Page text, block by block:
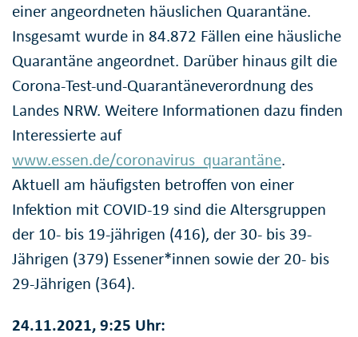
einer angeordneten häuslichen Quarantäne.
Insgesamt wurde in 84.872 Fällen eine häusliche
Quarantäne angeordnet. Darüber hinaus gilt die
Corona-Test-und-Quarantäneverordnung des
Landes NRW. Weitere Informationen dazu finden
Interessierte auf
www.essen.de/coronavirus_quarantäne.
Aktuell am häufigsten betroffen von einer
Infektion mit COVID-19 sind die Altersgruppen
der 10- bis 19-jährigen (416), der 30- bis 39-
Jährigen (379) Essener*innen sowie der 20- bis
29-Jährigen (364).
24.11.2021, 9:25 Uhr: